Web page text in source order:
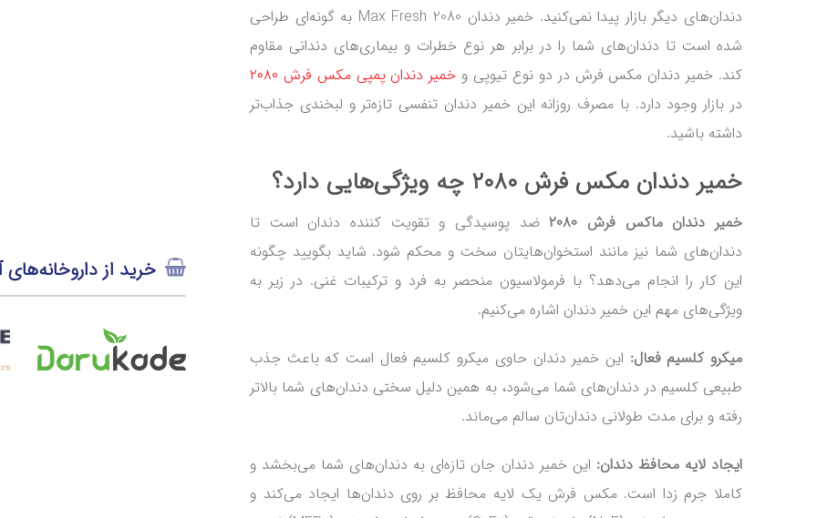
دندان‌های دیگر بازار پیدا نمی‌کنید. خمیر دندان Max Fresh 2080 به گونه‌ای طراحی
شده است تا دندان‌های شما را در برابر هر نوع خطرات و بیماری‌های دندانی مقاوم
کند. خمیر دندان مکس فرش در دو نوع تیوپی و خمیر دندان پمپی مکس فرش ۲۰۸۰
در بازار وجود دارد. با مصرف روزانه این خمیر دندان تنفسی تازه‌تر و لبخندی جذاب‌تر
داشته باشید.
خمیر دندان مکس فرش ۲۰۸۰ چه ویژگی‌هایی دارد؟
خمیر دندان ماکس فرش ۲۰۸۰
ضد پوسیدگی و تقویت کننده دندان است تا
دندان‌های شما نیز مانند استخوان‌هایتان سخت و محکم شود. شاید بگویید چگونه
این کار را انجام می‌دهد؟ با فرمولاسیون منحصر به فرد و ترکیبات غنی. در زیر به
ویژگی‌های مهم این خمیر دندان اشاره می‌کنیم.
میکرو کلسیم فعال: این خمیر دندان حاوی میکرو کلسیم فعال است که باعث جذب
طبیعی کلسیم در دندان‌های شما می‌شود، به همین دلیل سختی دندان‌های شما بالاتر
رفته و برای مدت طولانی دندان‌تان سالم می‌ماند.
ایجاد لایه محافظ دندان: این خمیر دندان جان تازه‌ای به دندان‌های شما می‌بخشد و
کاملا جرم زدا است. مکس فرش یک لایه محافظ بر روی دندان‌ها ایجاد می‌کند و
خرید از داروخانه‌های